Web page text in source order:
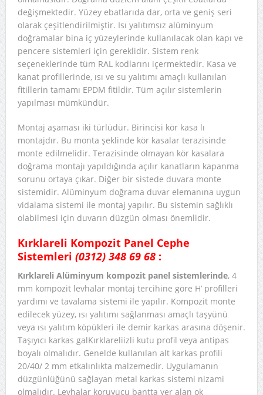
değişmektedir. Yüzey ebatlarıda dar, orta ve geniş seri
olarak çeşitlendirilmiştir. Isı yalıtımsız alüminyum
doğramalar bina iç yüzeylerinde kullanılacak olan kapı ve
pencere sistemleri için gereklidir. Sistem renk
seçeneklerinde tüm RAL kodlarını içermektedir. Kasa ve
kanat profillerinde, ısı ve su yalıtımı amaçlı kullanılan
fitillerin tamamı EPDM fitildir. Tüm açılır sistemlerin
yapılması mümkündür.
Montaj aşaması iki türlüdür. Birincisi kör kasa lı
montajdır. Bu monta şeklinde kör kasalar terazisinde
monte edilmelidir. Terazisinde olmayan kör kasalara
doğrama montajı yapıldığında açılır kanatların kapanma
sorunu ortaya çıkar. Diğer bir sistede duvara monte
sistemidir. Alüminyum doğrama duvar elemanına uygun
vidalama sistemi ile montaj yapılır. Bu sistemin sağlıklı
olabilmesi için duvarın düzgün olması önemlidir.
Kırklareli Kompozit Panel Cephe
Sistemleri (0312) 348 69 68 :
Kırklareli Alüminyum kompozit panel sistemlerinde, 4
mm kompozit levhalar montaj tercihine göre H’ profilleri
yardımı ve tavalama sistemi ile yapılır. Kompozit monte
edilecek yüzey, ısı yalıtımı sağlanması amaçlı taşyünü
veya ısı yalıtım köpükleri ile demir karkas arasına döşenir.
Taşıyıcı karkas galKırklareliizli kutu profil veya antipas
boyalı olmalıdır. Genelde kullanılan alt karkas profili
20/40/ 2 mm etkalınlıkta malzemedir. Uygulamanın
düzgünlüğünü sağlayan metal karkas sistemi nizami
olmalıdır. Levhalar koruyucu bantta yer alan ok